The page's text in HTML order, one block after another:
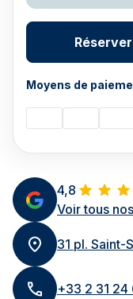
4,8
Voir tous
31 pl. Saint-
+33 2 31 24
Moyens de